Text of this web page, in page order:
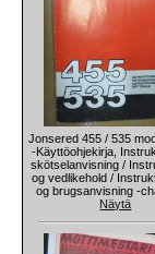
Jonsered 455 / 535
-Käyttöohjekirja,
skötselanvisning /
og vedlikehold /
og brugsanvisning -
Näytä